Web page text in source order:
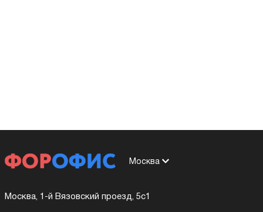
Москва
Москва, 1-й Вязовский проезд, 5с1